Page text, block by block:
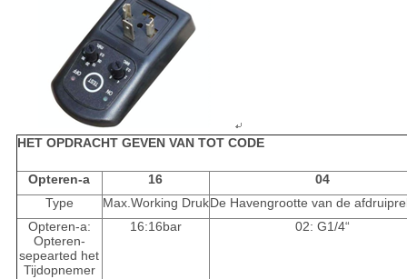
HET OPDRACHT GEVEN VAN TOT CODE
Opteren-a 16
04
Type
Max.Working DrukDe Havengrootte van de
Opteren-a:
Opteren-
sepearted het
Tijdopnemer
16:16bar 02: G1/4“